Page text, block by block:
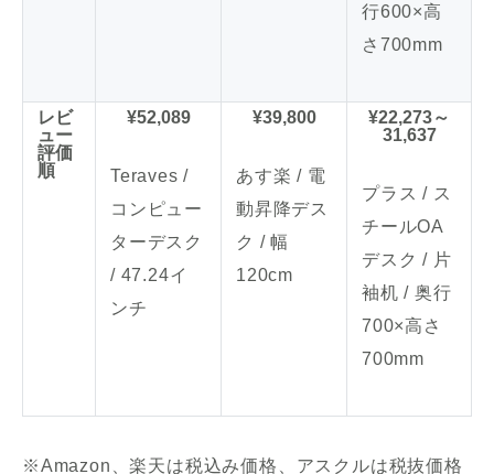
行600×高
さ700mm
レビ
ュー
評価
順
¥52,089
Teraves /
コンピュー
ターデスク
/ 47.24イ
ンチ
¥39,800
あす楽 / 電
動昇降デス
ク / 幅
120cm
¥22,273～
31,637
プラス / ス
チールOA
デスク / 片
袖机 / 奥行
700×高さ
700mm
※Amazon、楽天は税込み価格、アスクルは税抜価格